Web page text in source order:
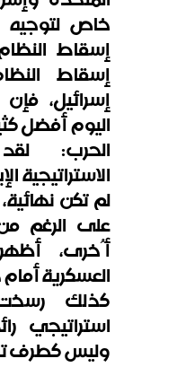
خاص لتوجيه
إسقاط
إسقاط
إسرائيل،
اليوم أفضل
الحرب:
الاستراتيجية
لم تكن
على الرغم
أُخرى،
العسكرية
كذلك
استراتيجي
وليس كطرف